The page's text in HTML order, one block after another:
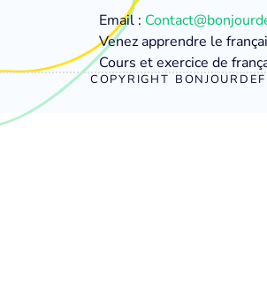
Email :
Venez apprendre le
Cours et exercice de
COPYRIGHT